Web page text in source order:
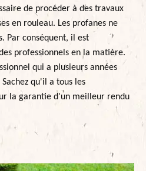
de procéder à des travaux
en rouleau. Les profanes ne
Par conséquent, il est
professionnels en la matière.
qui a plusieurs années
qu'il a tous les
la garantie d'un meilleur rendu